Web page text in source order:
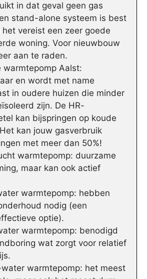
in dat geval geen gas
stand-alone systeem is best
het vereist een zeer goede
woning. Voor nieuwbouw
aan te raden.
warmtepomp Aalst:
en wordt met name
in oudere huizen die minder
zijn. De HR-
kan bijspringen op koude
kan jouw gasverbruik
met meer dan 50%!
warmtepomp: duurzame
maar kan ook actief
warmtepomp: hebben
nodig (een
optie).
warmtepomp: benodigd
wat zorgt voor relatief
warmtepomp: het meest